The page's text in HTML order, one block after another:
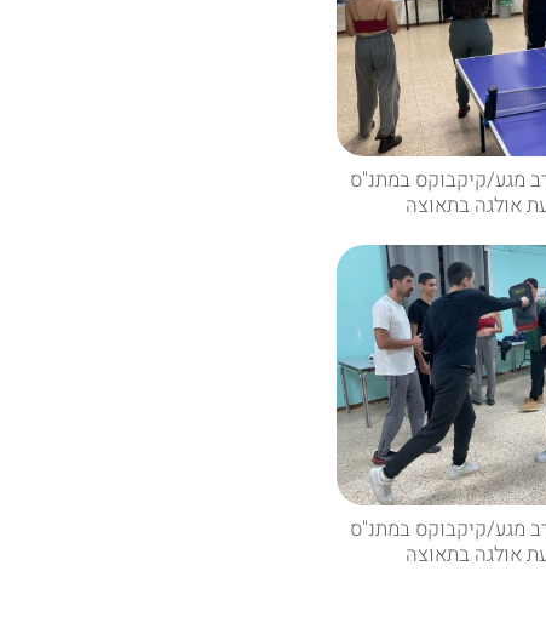
מגע/קיקבוקס במתנ"ס
אולגה בתאוצה
מגע/קיקבוקס במתנ"ס
אולגה בתאוצה